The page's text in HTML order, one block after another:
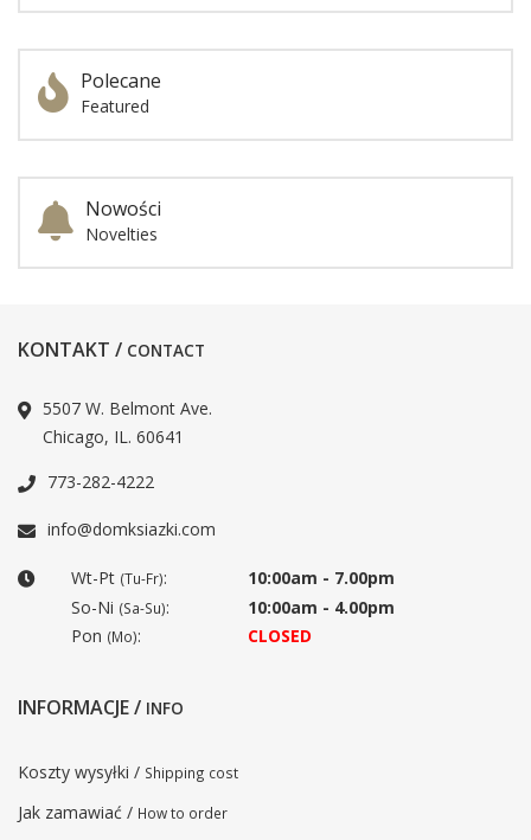
Polecane
Featured
Nowości
Novelties
KONTAKT / CONTACT
5507 W. Belmont Ave.
Chicago, IL. 60641
773-282-4222
info@domksiazki.com
Wt-Pt (Tu-Fr):
10:00am - 7.00pm
So-Ni (Sa-Su):
10:00am - 4.00pm
Pon (Mo): CLOSED
INFORMACJE / INFO
Koszty wysyłki / Shipping cost
Jak zamawiać / How to order